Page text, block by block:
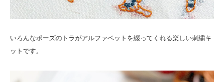
いろんなポーズのトラがアルファベットを綴ってくれる楽しい刺繍キ
ットです。